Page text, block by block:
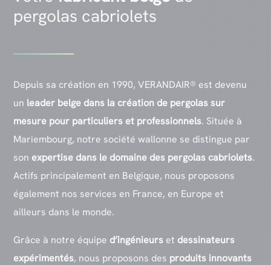
pergolas cabriolets
Depuis sa création en 1990, VERANDAIR® est devenu
un leader belge dans la création de pergolas sur
mesure pour particuliers et professionnels. Située à
Mariembourg, notre société wallonne se distingue par
son expertise dans le domaine des pergolas cabriolets.
Actifs principalement en Belgique, nous proposons
également nos services en France, en Europe et
ailleurs dans le monde.
Grâce à notre équipe d’ingénieurs et dessinateurs
expérimentés, nous proposons des produits innovants